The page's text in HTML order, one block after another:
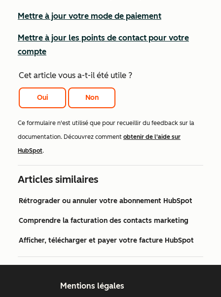
Mettre à jour votre mode de paiement
Mettre à jour les points de contact pour votre
compte
Cet article vous a-t-il été utile ?
Oui Non
Ce formulaire n'est utilisé que pour recueillir du feedback sur la
documentation. Découvrez comment obtenir de l'aide sur
HubSpot.
Articles similaires
Rétrograder ou annuler votre abonnement HubSpot
Comprendre la facturation des contacts marketing
Afficher, télécharger et payer votre facture HubSpot
Mentions légales